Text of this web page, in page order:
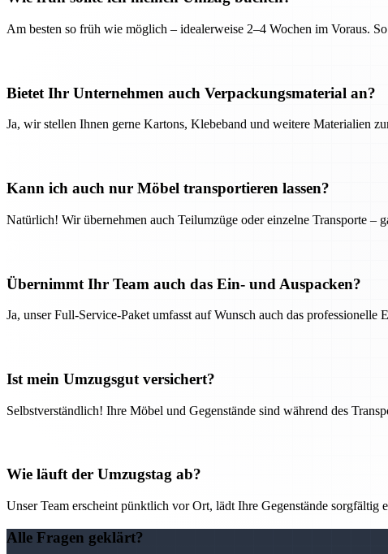
Am besten so früh wie möglich – idealerweise 2–4 Wochen im Voraus.
Bietet Ihr Unternehmen auch Verpackungsmaterial an?
Ja, wir stellen Ihnen gerne Kartons, Klebeband und weitere Materialien
Kann ich auch nur Möbel transportieren lassen?
Natürlich! Wir übernehmen auch Teilumzüge oder einzelne Transporte –
Übernimmt Ihr Team auch das Ein- und Auspacken?
Ja, unser Full-Service-Paket umfasst auf Wunsch auch das professionelle
Ist mein Umzugsgut versichert?
Selbstverständlich! Ihre Möbel und Gegenstände sind während des
Wie läuft der Umzugstag ab?
Unser Team erscheint pünktlich vor Ort, lädt Ihre Gegenstände
Alle Fragen geklärt?